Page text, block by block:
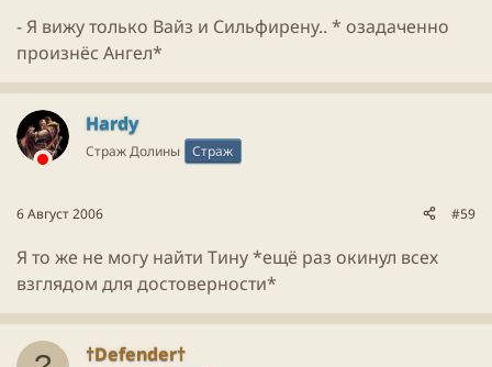
- Я вижу только Вайз и Сильфирену.. * озадаченно
произнёс Ангел*
Hardy
Страж Долины Страж
6 Август 2006 #59
Я то же не могу найти Тину *ещё раз окинул всех
взглядом для достоверности*
†Defender†